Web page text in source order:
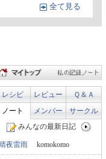
全て見る
レシピ レビュー
Ｑ＆Ａ
ノート
メンバー
サークル
みんなの最新日記
夜雷雨 komokomo